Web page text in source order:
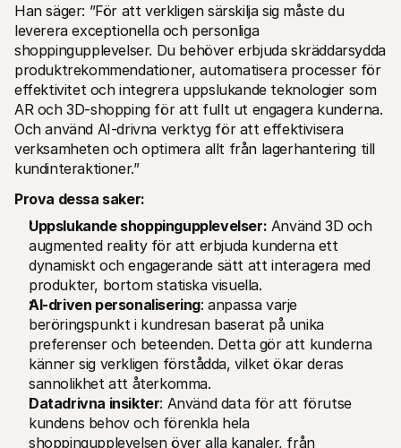
Han säger: ”För att verkligen särskilja sig måste du
leverera exceptionella och personliga
shoppingupplevelser. Du behöver erbjuda skräddarsydda
produktrekommendationer, automatisera processer för
effektivitet och integrera uppslukande teknologier som
AR och 3D-shopping för att fullt ut engagera kunderna.
Och använd AI-drivna verktyg för att effektivisera
verksamheten och optimera allt från lagerhantering till
kundinteraktioner.”
Prova dessa saker:
Uppslukande shoppingupplevelser: Använd 3D och
augmented reality för att erbjuda kunderna ett
dynamiskt och engagerande sätt att interagera med
produkter, bortom statiska visuella.
AI-driven personalisering: anpassa varje
beröringspunkt i kundresan baserat på unika
preferenser och beteenden. Detta gör att kunderna
känner sig verkligen förstådda, vilket ökar deras
sannolikhet att återkomma.
Datadrivna insikter: Använd data för att förutse
kundens behov och förenkla hela
shoppingupplevelsen över alla kanaler, från